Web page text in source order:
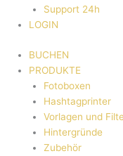
Support 24h
LOGIN
BUCHEN
PRODUKTE
Fotoboxen
Hashtagprinter
Vorlagen und
Hintergründe
Zubehör